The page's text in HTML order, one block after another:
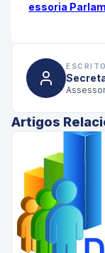
essoria
Artigos